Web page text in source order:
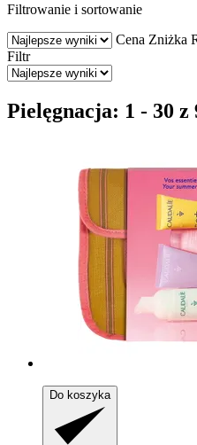
Filtrowanie i sortowanie
Cena Zniżka
Filtr
Pielęgnacja: 1 - 30 z
Do koszyka